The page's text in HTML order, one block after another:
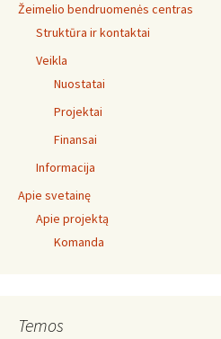
Žeimelio bendruomenės centras
Struktūra ir kontaktai
Veikla
Nuostatai
Projektai
Finansai
Informacija
Apie svetainę
Apie projektą
Komanda
Temos